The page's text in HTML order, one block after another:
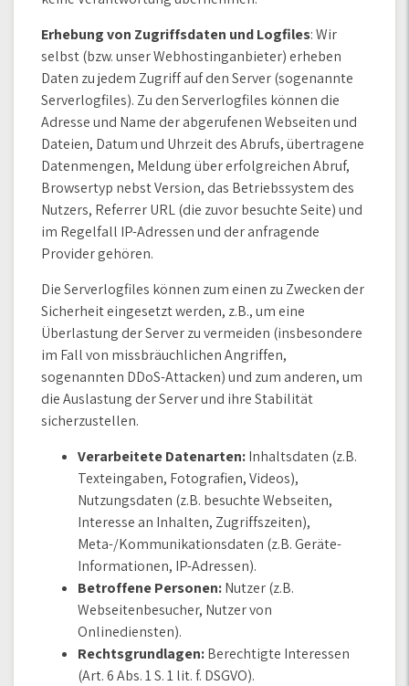
Erhebung von Zugriffsdaten und Logfiles: Wir
selbst (bzw. unser Webhostinganbieter) erheben
Daten zu jedem Zugriff auf den Server (sogenannte
Serverlogfiles). Zu den Serverlogfiles können die
Adresse und Name der abgerufenen Webseiten und
Dateien, Datum und Uhrzeit des Abrufs, übertragene
Datenmengen, Meldung über erfolgreichen Abruf,
Browsertyp nebst Version, das Betriebssystem des
Nutzers, Referrer URL (die zuvor besuchte Seite) und
im Regelfall IP-Adressen und der anfragende
Provider gehören.
Die Serverlogfiles können zum einen zu Zwecken der
Sicherheit eingesetzt werden, z.B., um eine
Überlastung der Server zu vermeiden (insbesondere
im Fall von missbräuchlichen Angriffen,
sogenannten DDoS-Attacken) und zum anderen, um
die Auslastung der Server und ihre Stabilität
sicherzustellen.
Verarbeitete Datenarten:Inhaltsdaten (z.B.
Texteingaben, Fotografien, Videos),
Nutzungsdaten (z.B. besuchte Webseiten,
Interesse an Inhalten, Zugriffszeiten),
Meta-/Kommunikationsdaten (z.B. Geräte-
Informationen, IP-Adressen).
Betroffene Personen:Nutzer (z.B.
Webseitenbesucher, Nutzer von
Onlinediensten).
Rechtsgrundlagen:Berechtigte Interessen
(Art. 6 Abs. 1 S. 1 lit. f. DSGVO).